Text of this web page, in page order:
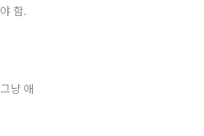
함.
냥 애